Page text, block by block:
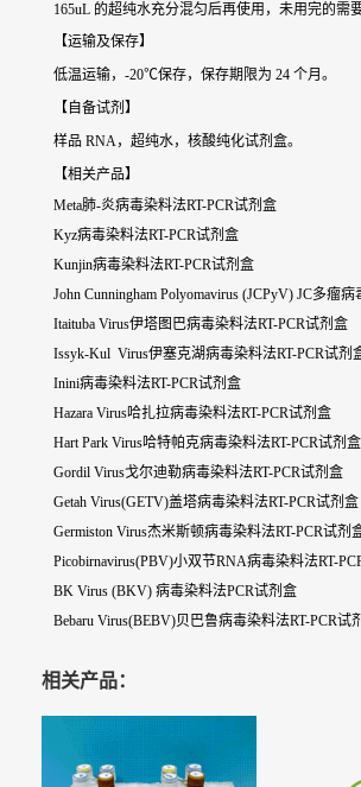
165uL 的超纯水充分混匀后再使用，未用完的需
【运输及保存】
低温运输，-20℃保存，保存期限为 24 个月。
【自备试剂】
样品 RNA，超纯水，核酸纯化试剂盒。
【相关产品】
Meta肺-炎病毒染料法RT-PCR试剂盒
Kyz病毒染料法RT-PCR试剂盒
Kunjin病毒染料法RT-PCR试剂盒
John Cunningham Polyomavirus (JCPyV) JC多瘤
Itaituba Virus伊塔图巴病毒染料法RT-PCR试剂盒
Issyk-Kul Virus伊塞克湖病毒染料法RT-PCR试剂
Inini病毒染料法RT-PCR试剂盒
Hazara Virus哈扎拉病毒染料法RT-PCR试剂盒
Hart Park Virus哈特帕克病毒染料法RT-PCR试剂盒
Gordil Virus戈尔迪勒病毒染料法RT-PCR试剂盒
Getah Virus(GETV)盖塔病毒染料法RT-PCR试剂盒
Germiston Virus杰米斯顿病毒染料法RT-PCR试剂
Picobirnavirus(PBV)小双节RNA病毒染料法RT-
BK Virus (BKV) 病毒染料法PCR试剂盒
Bebaru Virus(BEBV)贝巴鲁病毒染料法RT-PCR试
相关产品：